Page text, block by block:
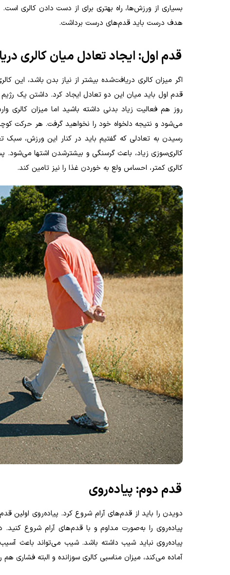
بسیاری از ورزش‌ها، راه بهتری برای از دست دادن کالری
هدف درست باید قدم‌های درست برداشت.
قدم اول: ایجاد تعادل میان کالری
اگر میزان کالری دریافت‌شده بیشتر از نیاز بدن باشد،
قدم اول باید میان این دو تعادل ایجاد کرد. داشتن یک
روز هم فعالیت زیاد بدنی داشته باشید اما میزان کالری
می‌شود و نتیجه دلخواه خود را نخواهید گرفت. هر حرکت
رسیدن به تعادلی که گفتیم باید در کنار این ورزش،
کالری‌سوزی زیاد، باعث گرسنگی و بیشترشدن اشتها می‌شود.
کالری کمتر، احساس ولع به خوردن غذا را نیز تامین کند.
قدم دوم: پیاده‌روی
دویدن را باید از قدم‌های آرام شروع کرد. پیاده‌روی اولین
پیاده‌روی را به‌صورت مداوم و با قدم‌های آرام شروع کنید.
پیاده‌روی نباید شیب داشته باشد. شیب می‌تواند باعث
آماده می‌کند،‌ میزان مناسبی کالری سوزانده و البته فشاری هم